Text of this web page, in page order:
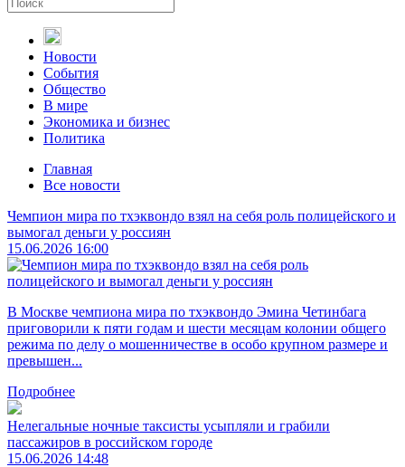
Новости
События
Общество
В мире
Экономика и бизнес
Политика
Главная
Все новости
Чемпион мира по тхэквондо взял на себя роль полицейского и
вымогал деньги у россиян
15.06.2026 16:00
В Москве чемпиона мира по тхэквондо Эмина Четинбага
приговорили к пяти годам и шести месяцам колонии общего
режима по делу о мошенничестве в особо крупном размере и
превышен...
Подробнее
Нелегальные ночные таксисты усыпляли и грабили
пассажиров в российском городе
15.06.2026 14:48